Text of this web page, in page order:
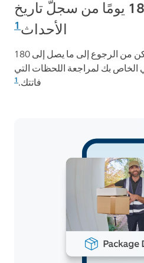
ما يصل إلى 180 يومًا من سجلّ تاريخ
الأحداث 1
سجل أحداث الحركة لتتمكن من الرجوع إلى ما يصل إلى 180
الخاص بك لمراجعة اللحظات التي
فاتتك.1